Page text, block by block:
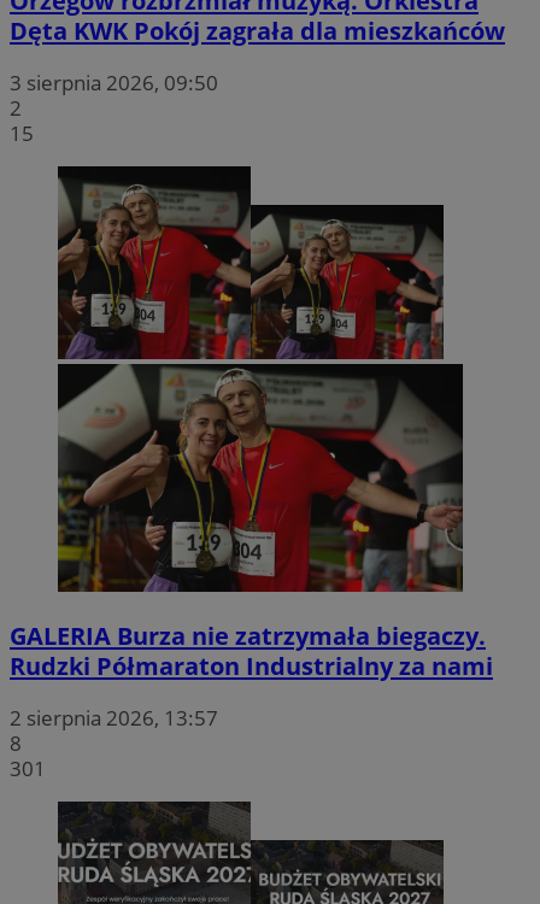
Dęta KWK Pokój zagrała dla mieszkańców
3 sierpnia 2026, 09:50
2
15
GALERIA Burza nie zatrzymała biegaczy.
Rudzki Półmaraton Industrialny za nami
2 sierpnia 2026, 13:57
8
301